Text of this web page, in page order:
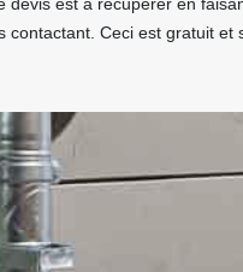
contactant. Ceci est gratuit et